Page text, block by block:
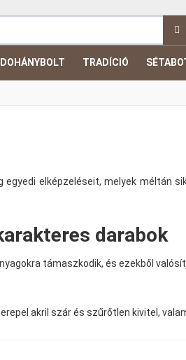
TRADÍCIÓ
elképzeléseit, melyek méltán
darabok
támaszkodik, és ezekből
akril szár és szűrőtlen kivitel,